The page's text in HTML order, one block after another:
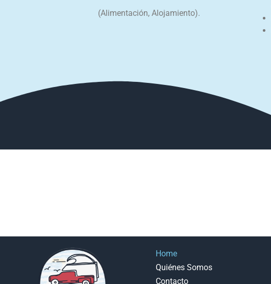
(Alimentación, Alojamiento).
Home
Quiénes Somos
Contacto